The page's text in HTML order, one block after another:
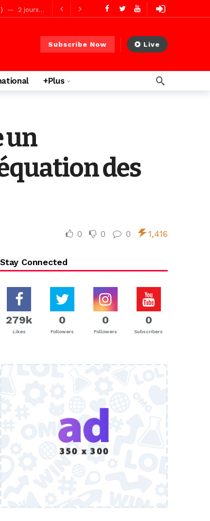
2 jours ago
Subscribe Now Live
+Plus
un
des
0 0 0 1,416
Stay Connected
279k
Likes
0
Followers
0
Followers
0
Subscribers